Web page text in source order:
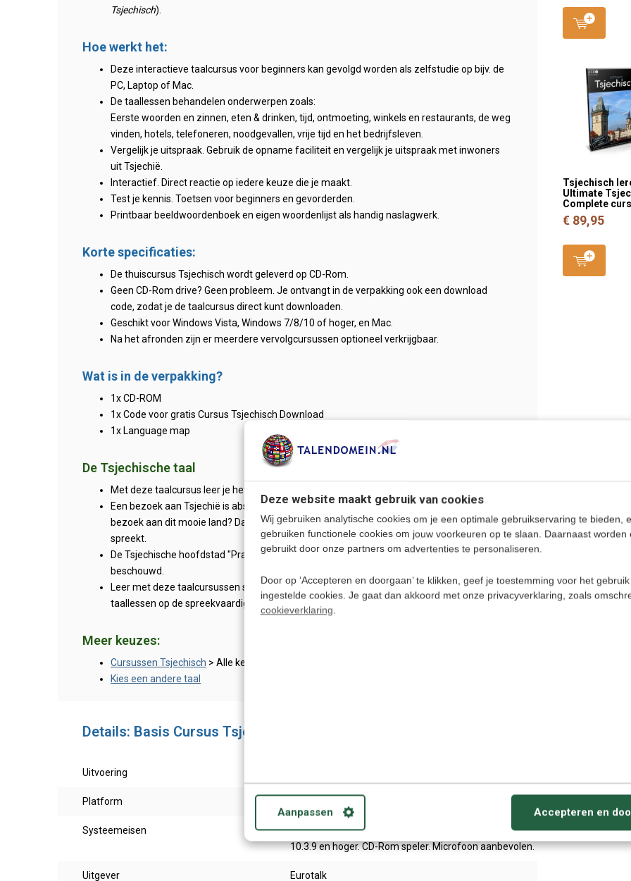
Deze website maakt gebruik van cookies
Wij gebruiken analytische cookies om je een optimale gebruikservaring te bieden,
gebruiken functionele cookies om jouw voorkeuren op te slaan. Daarnaast worden
gebruikt door onze partners om advertenties te personaliseren.
Door op ‘Accepteren en doorgaan’ te klikken, geef je toestemming voor het
ingestelde cookies. Je gaat dan akkoord met onze privacyverklaring, zoals
cookieverklaring.
Aanpassen Accepteren en
Tsjechisch).
Hoe werkt het:
Deze interactieve taalcursus voor beginners kan gevolgd worden als zelfstudie op bijv. de
PC, Laptop of Mac.
De taallessen behandelen onderwerpen zoals:
Eerste woorden en zinnen, eten & drinken, tijd, ontmoeting, winkels en restaurants, de weg
vinden, hotels, telefoneren, noodgevallen, vrije tijd en het bedrijfsleven.
Vergelijk je uitspraak. Gebruik de opname faciliteit en vergelijk je uitspraak met inwoners
uit Tsjechië.
Interactief. Direct reactie op iedere keuze die je maakt.
Test je kennis. Toetsen voor beginners en gevorderden.
Printbaar beeldwoordenboek en eigen woordenlijst als handig naslagwerk.
Korte specificaties:
De thuiscursus Tsjechisch wordt geleverd op CD-Rom.
Geen CD-Rom drive? Geen probleem. Je ontvangt in de verpakking ook een download
code, zodat je de taalcursus direct kunt downloaden.
Geschikt voor Windows Vista, Windows 7/8/10 of hoger, en Mac.
Na het afronden zijn er meerdere vervolgcursussen optioneel verkrijgbaar.
Wat is in de verpakking?
1x CD-ROM
1x Code voor gratis Cursus Tsjechisch Download
1x Language map
De Tsjechische taal
Met deze taalcursus leer je het Tsjechisch, de
Een bezoek aan Tsjechië is absoluut de moeite waard. Wil je optimaal genieten van een
bezoek aan dit mooie land? Dan is het absoluut in jouw voordeel als je de Tsjechische taal
spreekt.
De Tsjechische hoofdstad "Praag" wordt als een van de mooiste steden van Europa
beschouwd.
Leer met deze taalcursussen snel en effectief de Tsjechische taal. De nadruk ligt in de
taallessen op de spreekvaardigheid.
Meer keuzes:
Cursussen Tsjechisch > Alle keuzes
Kies een andere taal
Details: Basis Cursus Tsjechisch voor Beginners
Uitvoering
Platform PC / MAC - Desktops & Laptops.
Systeemeisen
Windows Vista (SP2) ; Windows 7, 8, en 10 of Mac OS X
10.3.9 en hoger. CD-Rom speler. Microfoon aanbevolen.
Uitgever Eurotalk
Tsjechisch
Ultimate
Complete
€ 89,95